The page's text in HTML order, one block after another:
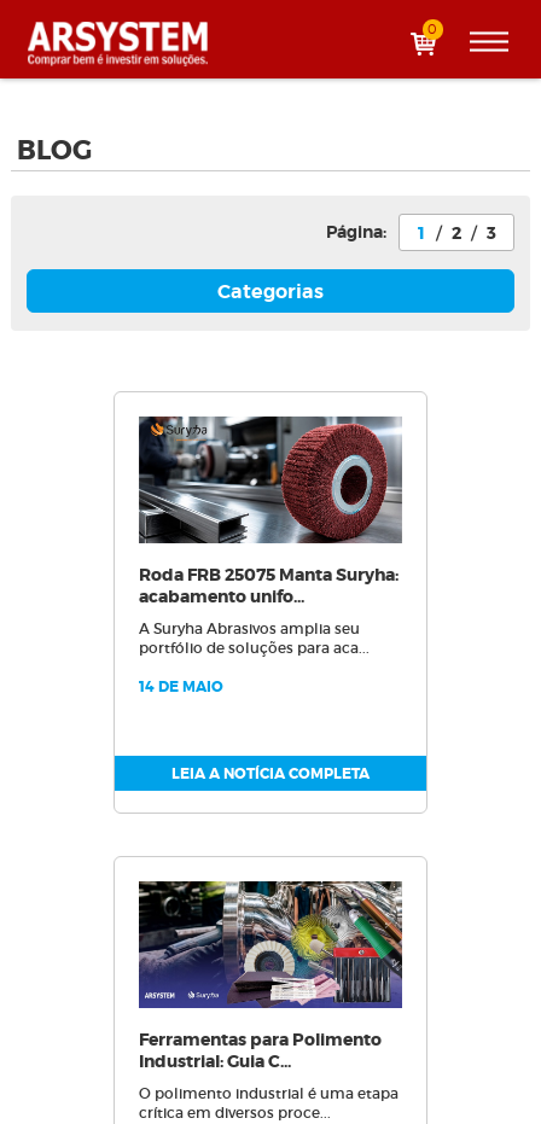
0
BLOG
Página: 1 / 2 / 3
Categorias
Roda FRB 25075 Manta Suryha:
acabamento unifo...
A Suryha Abrasivos amplia seu
portfólio de soluções para aca...
14 DE MAIO
LEIA A NOTÍCIA COMPLETA
Ferramentas para Polimento
Industrial: Guia C...
O polimento industrial é uma etapa
crítica em diversos proce...